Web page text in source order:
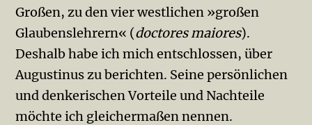
Großen, zu den vier westlichen »großen
Glaubenslehrern« (doctores maiores).
Deshalb habe ich mich entschlossen, über
Augustinus zu berichten. Seine persönlichen
und denkerischen Vorteile und Nachteile
möchte ich gleichermaßen nennen.